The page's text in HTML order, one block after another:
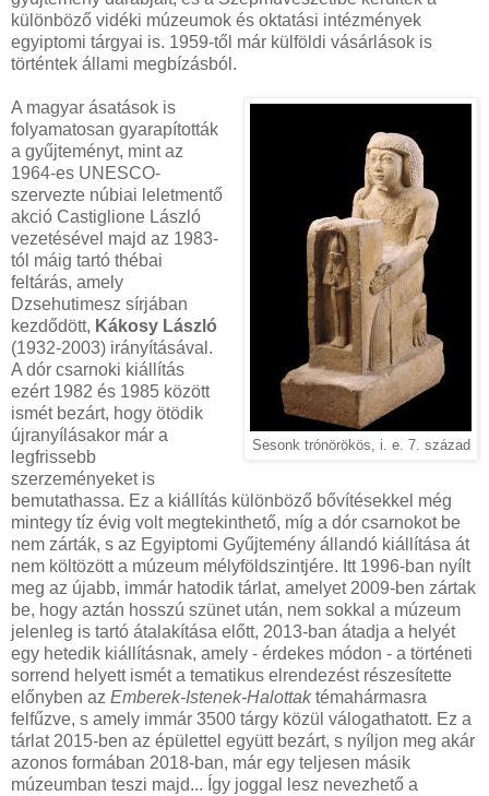
különböző vidéki múzeumok és oktatási intézmények
egyiptomi tárgyai is. 1959-től már külföldi vásárlások is
történtek állami megbízásból.
Sesonk trónörökös, i. e. 7. század
A magyar ásatások is
folyamatosan gyarapították
a gyűjteményt, mint az
1964-es UNESCO-
szervezte núbiai leletmentő
akció Castiglione László
vezetésével majd az 1983-
tól máig tartó thébai
feltárás, amely
Dzsehutimesz sírjában
kezdődött, Kákosy László
(1932-2003) irányításával.
A dór csarnoki kiállítás
ezért 1982 és 1985 között
ismét bezárt, hogy ötödik
újranyílásakor már a
legfrissebb
szerzeményeket is
bemutathassa. Ez a kiállítás különböző bővítésekkel még
mintegy tíz évig volt megtekinthető, míg a dór csarnokot be
nem zárták, s az Egyiptomi Gyűjtemény állandó kiállítása át
nem költözött a múzeum mélyföldszintjére. Itt 1996-ban nyílt
meg az újabb, immár hatodik tárlat, amelyet 2009-ben zártak
be, hogy aztán hosszú szünet után, nem sokkal a múzeum
jelenleg is tartó átalakítása előtt, 2013-ban átadja a helyét
egy hetedik kiállításnak, amely - érdekes módon - a történeti
sorrend helyett ismét a tematikus elrendezést részesítette
előnyben az Emberek-Istenek-Halottaktémahármasra
felfűzve, s amely immár 3500 tárgy közül válogathatott. Ez a
tárlat 2015-ben az épülettel együtt bezárt, s nyíljon meg akár
azonos formában 2018-ban, már egy teljesen másik
múzeumban teszi majd... Így joggal lesz nevezhető a